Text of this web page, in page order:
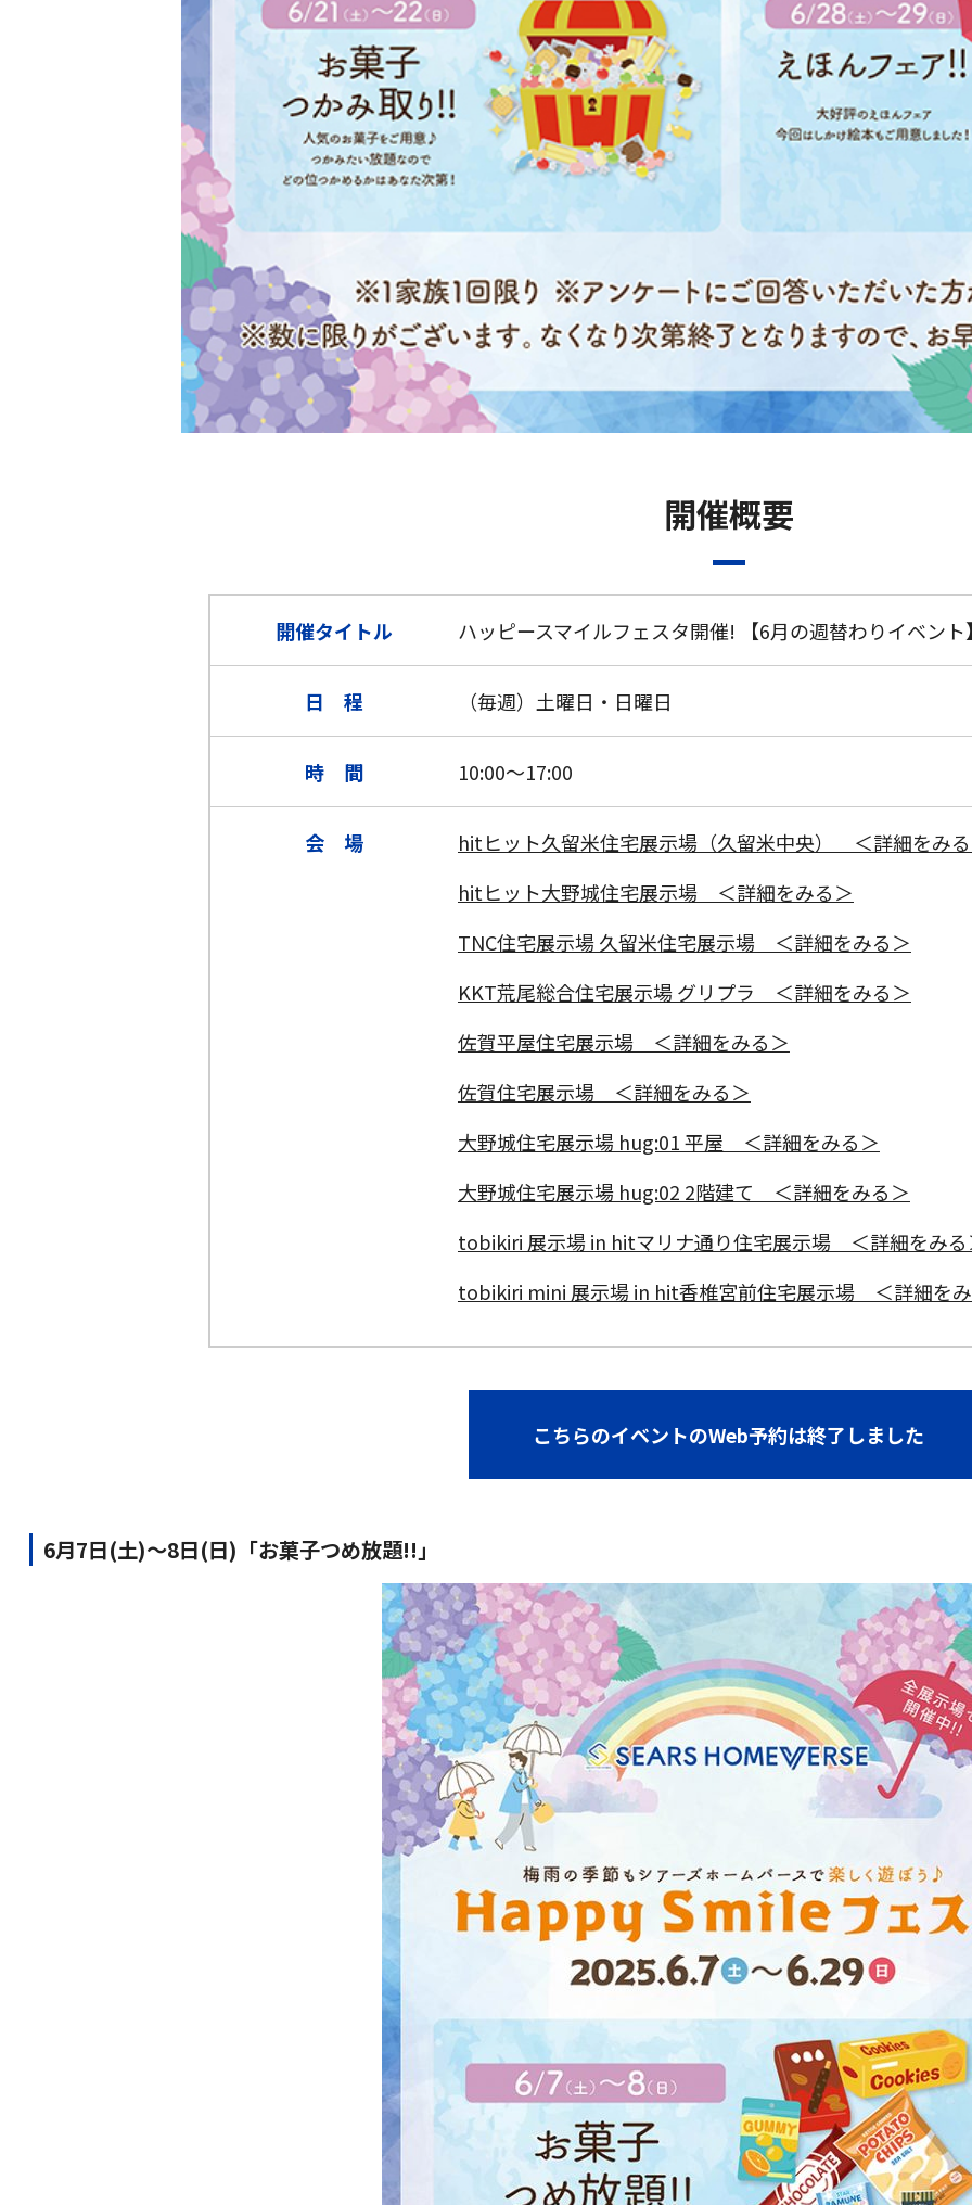
開催概要
開催タイトル ハッピースマイルフェスタ開催! 【6月の週替わりイベント
日 程 （毎週）土曜日・日曜日
時 間 10:00～17:00
会 場
hitヒット久留米住宅展示場（久留米中央） ＜詳細をみ
hitヒット大野城住宅展示場 ＜詳細をみる＞
TNC住宅展示場 久留米住宅展示場 ＜詳細をみる＞
KKT荒尾総合住宅展示場 グリプラ ＜詳細をみる＞
佐賀平屋住宅展示場 ＜詳細をみる＞
佐賀住宅展示場 ＜詳細をみる＞
大野城住宅展示場 hug:01 平屋 ＜詳細をみる＞
大野城住宅展示場 hug:02 2階建て ＜詳細をみる＞
tobikiri 展示場 in hitマリナ通り住宅展示場 ＜詳細をみる
tobikiri mini 展示場 in hit香椎宮前住宅展示場 ＜詳細を
こちらのイベントのWeb予約は終了しました
6月7日(土)〜8日(日)「お菓子つめ放題!!」